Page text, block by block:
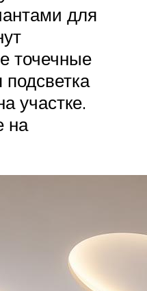
для
точечные
участке.
на